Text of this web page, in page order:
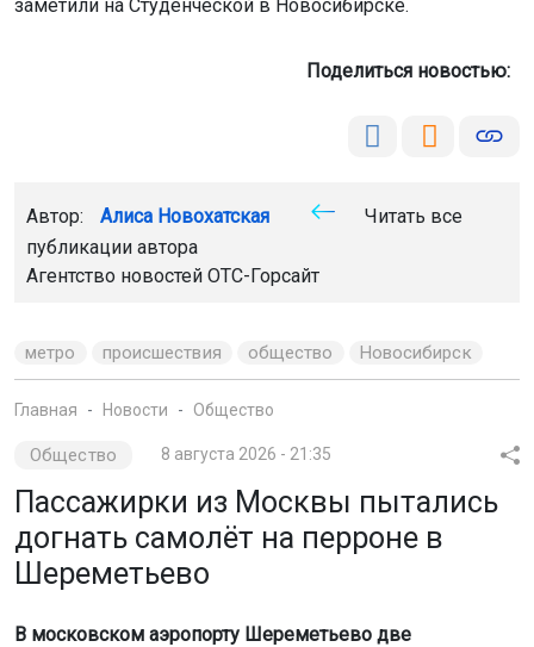
заметили на Студенческой в Новосибирске.
Поделиться новостью:
Автор: Алиса Новохатская
Читать все
публикации автора
Агентство новостей ОТС-Горсайт
метро происшествия общество Новосибирск
Главная Новости Общество
Общество 8 августа 2026 - 21:35
Пассажирки из Москвы пытались
догнать самолёт на перроне в
Шереметьево
В московском аэропорту Шереметьево две